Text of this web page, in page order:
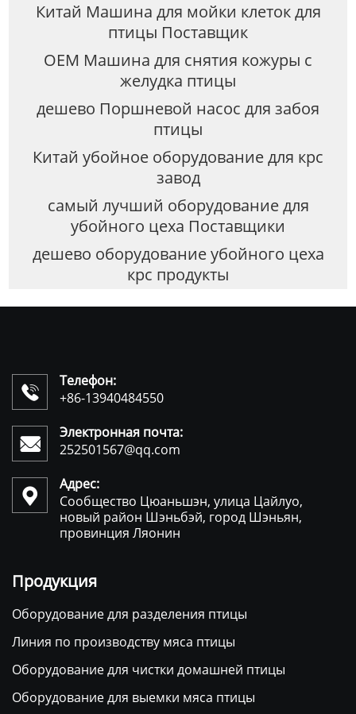
Китай Машина для мойки клеток для
птицы Поставщик
OEM Машина для снятия кожуры с
желудка птицы
дешево Поршневой насос для забоя
птицы
Китай убойное оборудование для крс
завод
самый лучший оборудование для
убойного цеха Поставщики
дешево оборудование убойного цеха
крс продукты

Телефон:
+86-13940484550

Электронная почта:
252501567@qq.com

Адрес:
Сообщество Цюаньшэн, улица Цайлуо,
новый район Шэньбэй, город Шэньян,
провинция Ляонин
Продукция
Оборудование для разделения птицы
Линия по производству мяса птицы
Оборудование для чистки домашней птицы
Оборудование для выемки мяса птицы